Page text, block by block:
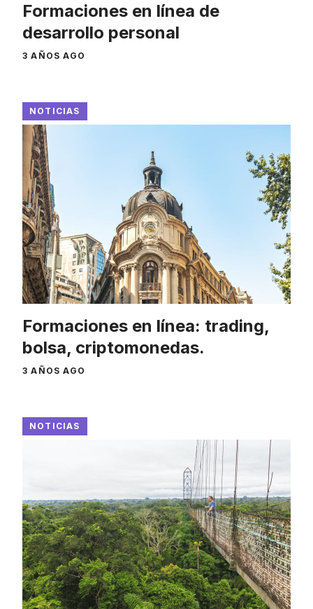
Formaciones en línea de
desarrollo personal
3 AÑOS AGO
NOTICIAS
Formaciones en línea: trading,
bolsa, criptomonedas.
3 AÑOS AGO
NOTICIAS